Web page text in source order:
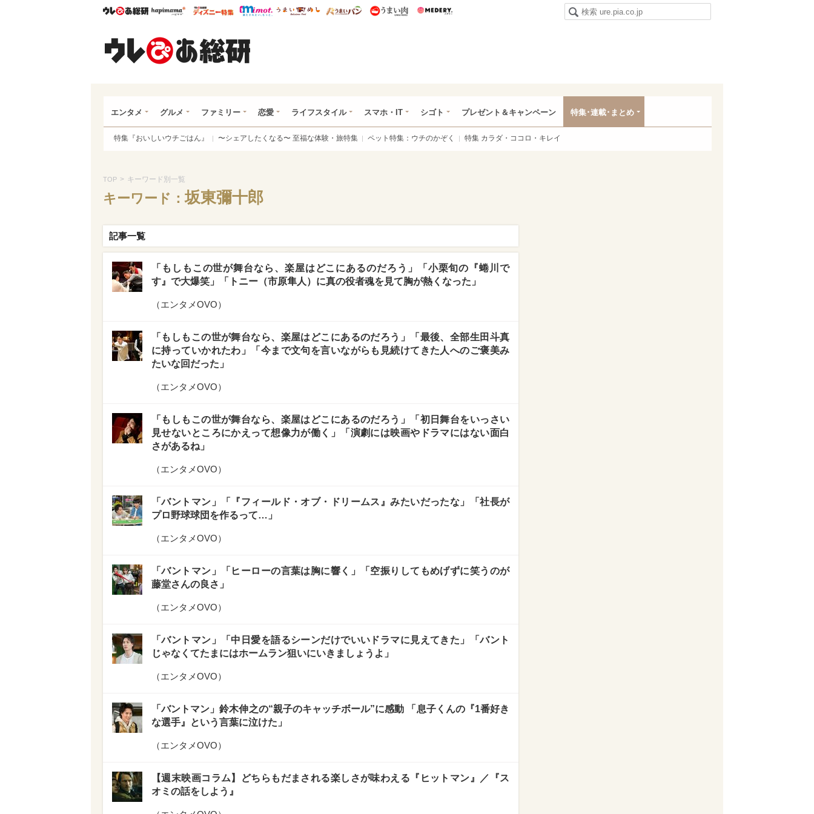
ウレぴあ総研ハピママ* ウレぴあ総研 ディズニー特集
mimot. うまいめし うまいパン うまい肉
エンタメ グルメ ファミリー 恋愛 ライフスタイル スマホ・IT シゴト プレゼント＆キャンペーン 特集･連載･まとめ
特集『おいしいウチごはん』 〜シェアしたくなる〜 至福な体験・旅特集 ペット特集：ウチのかぞく 特集 カラダ・ココロ・キレイ
TOP > キーワード別一覧
キーワード：坂東彌十郎
記事一覧
「もしもこの世が舞台なら、楽屋はどこにあるのだろう」「小栗旬の『蜷川で
す』で大爆笑」「トニー（市原隼人）に真の役者魂を見て胸が熱くなった」
（エンタメOVO）
「もしもこの世が舞台なら、楽屋はどこにあるのだろう」「最後、全部生田斗真
に持っていかれたわ」「今まで文句を言いながらも見続けてきた人へのご褒美み
たいな回だった」
（エンタメOVO）
「もしもこの世が舞台なら、楽屋はどこにあるのだろう」「初日舞台をいっさい
見せないところにかえって想像力が働く」「演劇には映画やドラマにはない面白
さがあるね」
（エンタメOVO）
「バントマン」「『フィールド・オブ・ドリームス』みたいだったな」「社長が
プロ野球球団を作るって…」
（エンタメOVO）
「バントマン」「ヒーローの言葉は胸に響く」「空振りしてもめげずに笑うのが
藤堂さんの良さ」
（エンタメOVO）
「バントマン」「中日愛を語るシーンだけでいいドラマに見えてきた」「バント
じゃなくてたまにはホームラン狙いにいきましょうよ」
（エンタメOVO）
「バントマン」鈴木伸之の“親子のキャッチボール”に感動 「息子くんの『1番好き
な選手』という言葉に泣けた」
（エンタメOVO）
【週末映画コラム】どちらもだまされる楽しさが味わえる『ヒットマン』／『ス
オミの話をしよう』